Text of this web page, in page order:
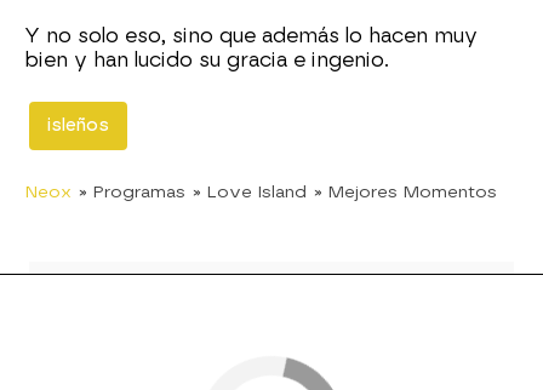
Y no solo eso, sino que además lo hacen muy
bien y han lucido su gracia e ingenio.
isleños
Neox » Programas » Love Island » Mejores Momentos